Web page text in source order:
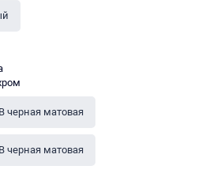
черная матовая
черная матовая